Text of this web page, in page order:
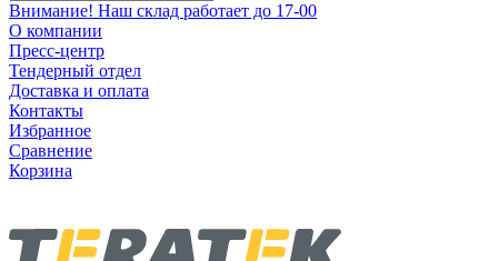
Внимание! Наш склад работает до 17-00
О компании
Пресс-центр
Тендерный отдел
Доставка и оплата
Контакты
Избранное
Сравнение
Корзина